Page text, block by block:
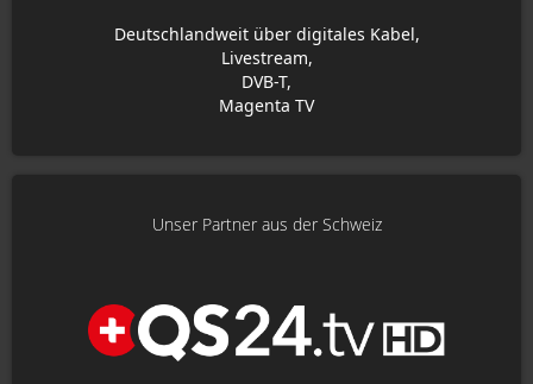
Deutschlandweit über digitales Kabel,
Livestream,
DVB-T,
Magenta TV
Unser Partner aus der Schweiz